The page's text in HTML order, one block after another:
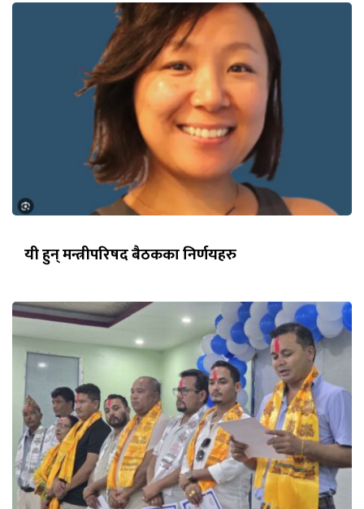
यी हुन् मन्त्रीपरिषद बैठकका निर्णयहरु